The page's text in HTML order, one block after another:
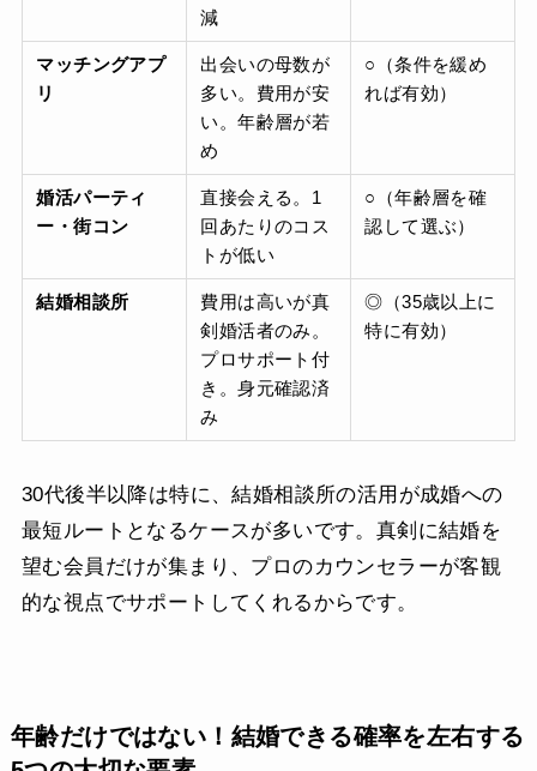
減
マッチングアプ
リ
出会いの母数が
多い。費用が安
い。年齢層が若
め
○（条件を緩め
れば有効）
婚活パーティ
ー・街コン
直接会える。1
回あたりのコス
トが低い
○（年齢層を確
認して選ぶ）
結婚相談所
費用は高いが真
剣婚活者のみ。
プロサポート付
き。身元確認済
み
◎（35歳以上に
特に有効）
30代後半以降は特に、結婚相談所の活用が成婚への
最短ルートとなるケースが多いです。真剣に結婚を
望む会員だけが集まり、プロのカウンセラーが客観
的な視点でサポートしてくれるからです。
年齢だけではない！結婚できる確率を左右する